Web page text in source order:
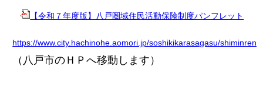
【令和７年度版】八戸圏域住民活動保険制度パンフレット
https://www.city.hachinohe.aomori.jp/soshikikarasagasu/
（八戸市のＨＰへ移動します）